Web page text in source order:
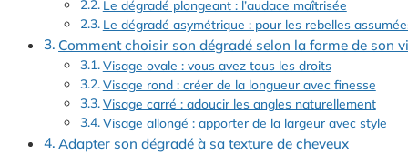
Le dégradé plongeant : l’audace maîtrisée
Le dégradé asymétrique : pour les rebelles
Comment choisir son dégradé selon la forme de son
Visage ovale : vous avez tous les droits
Visage rond : créer de la longueur avec finesse
Visage carré : adoucir les angles naturellement
Visage allongé : apporter de la largeur avec style
Adapter son dégradé à sa texture de cheveux